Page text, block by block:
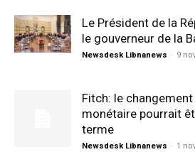
Le Président de la
le gouverneur de la
Newsdesk Libnanews - 9
Fitch: le
monétaire pourrait
terme
Newsdesk Libnanews - 1